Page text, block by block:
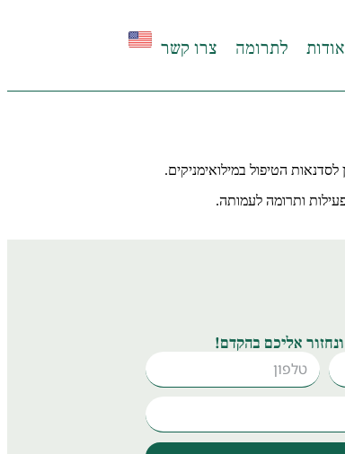
אודות לתרומה צרו קשר
ותרומה לעמותה.
אליכם בהקדם!